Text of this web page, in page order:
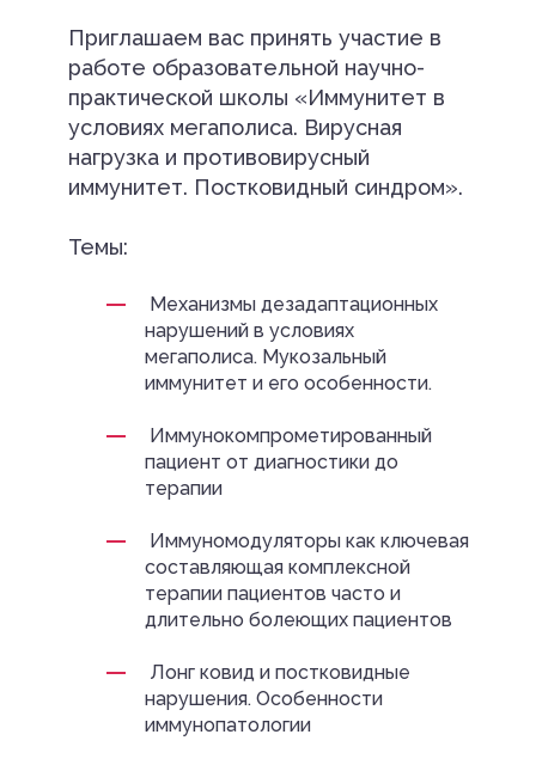
Приглашаем вас принять участие в
работе образовательной научно-
практической школы «Иммунитет в
условиях мегаполиса. Вирусная
нагрузка и противовирусный
иммунитет. Постковидный синдром».
Темы:
Механизмы дезадаптационных
нарушений в условиях
мегаполиса. Мукозальный
иммунитет и его особенности.
Иммунокомпрометированный
пациент от диагностики до
терапии
Иммуномодуляторы как ключевая
составляющая комплексной
терапии пациентов часто и
длительно болеющих пациентов
Лонг ковид и постковидные
нарушения. Особенности
иммунопатологии